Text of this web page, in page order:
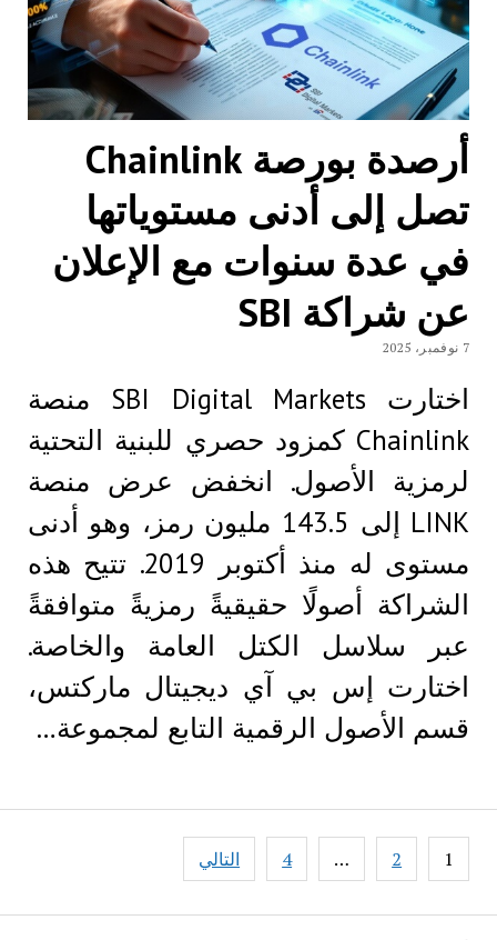
أرصدة بورصة Chainlink
تصل إلى أدنى مستوياتها
في عدة سنوات مع الإعلان
عن شراكة SBI
7 نوفمبر، 2025
اختارت SBI Digital Markets منصة
Chainlink كمزود حصري للبنية التحتية
لرمزية الأصول. انخفض عرض منصة
LINK إلى 143.5 مليون رمز، وهو أدنى
مستوى له منذ أكتوبر 2019. تتيح هذه
الشراكة أصولًا حقيقيةً رمزيةً متوافقةً
عبر سلاسل الكتل العامة والخاصة.
اختارت إس بي آي ديجيتال ماركتس،
قسم الأصول الرقمية التابع لمجموعة…
Posts
pagination
1
2
…
4 التالي